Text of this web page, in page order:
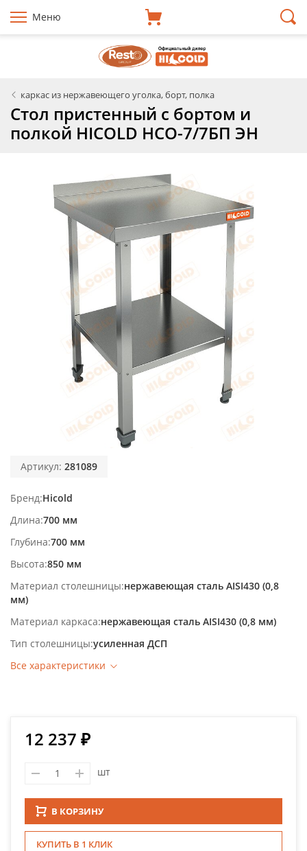
Меню
каркас из нержавеющего уголка, борт, полка
Стол пристенный с бортом и
полкой HICOLD НСО-7/7БП ЭН
Артикул: 281089
Бренд Hicold
Длина 700 мм
Глубина 700 мм
Высота 850 мм
Материал столешницы нержавеющая сталь AISI430 (0,8
мм)
Материал каркаса нержавеющая сталь AISI430 (0,8 мм)
Тип столешницы усиленная ДСП
Все характеристики
12 237 ₽
шт
В КОРЗИНУ
КУПИТЬ В 1 КЛИК